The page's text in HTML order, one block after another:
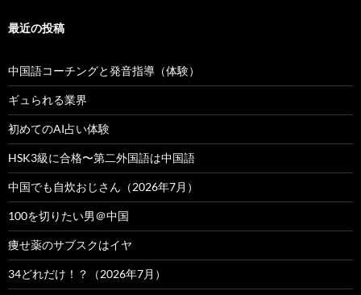
最近の投稿
中国語コーチングと発音指導（体験）
ギュられる業界
初めてのAI占い体験
HSK3級に合格〜第二外国語は中国語
中国でも自炊おじさん（2026年7月）
100を切りたい男＠中国
痩せ薬のサブスクはイヤ
34どれだけ！？（2026年7月）